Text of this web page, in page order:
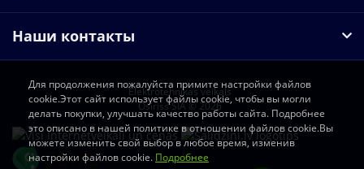
Наши контакты
Elektrotehnikas veikals
Osiriss SIA © 2026
Для продолжения пожалуйста примите настройки файлов
cookie.Этот сайт использует файлы cookie, чтобы вы могли
делать покупки, улучшать качество работы сайта. Подробнее
это описано в нашей политике в отношении файлов cookie.Вы
можете изменить свой выбор в любое время, изменив
настройки файлов cookie. Подробнее